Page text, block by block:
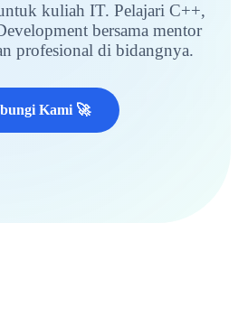
kuliah IT. Pelajari C++,
bersama mentor
profesional di bidangnya.
Kami 🚀